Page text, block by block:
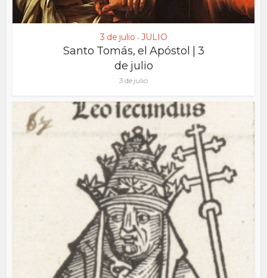
3 de julio • JULIO
Santo Tomás, el Apóstol | 3
de julio
3 de julio